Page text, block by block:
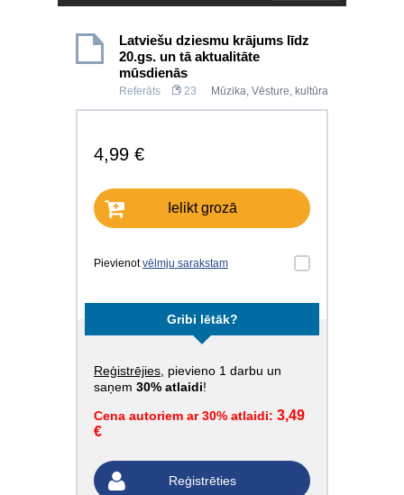
Latviešu dziesmu krājums līdz
20.gs. un tā aktualitāte
mūsdienās
Referāts 23 Mūzika, Vēsture, kultūra
4,99 €
Ielikt grozā
Pievienotvēlmju sarakstam
Gribi lētāk?
Reģistrējies , pievieno 1 darbu un
saņem 30% atlaidi!
Cena autoriem ar 30% atlaidi: 3,49
€
Reģistrēties